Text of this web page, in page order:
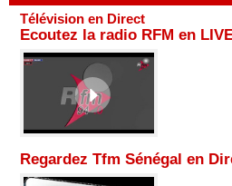
Télévision en Direct
Ecoutez la radio RFM en
Regardez Tfm Sénégal en